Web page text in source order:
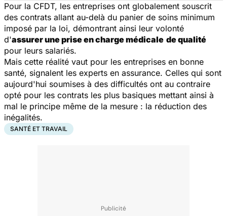
Pour la CFDT, les entreprises ont globalement souscrit
des contrats allant au-delà du panier de soins minimum
imposé par la loi, démontrant ainsi leur volonté
d'assurer une prise en charge médicale de qualité
pour leurs salariés.
Mais cette réalité vaut pour les entreprises en bonne
santé, signalent les experts en assurance. Celles qui sont
aujourd'hui soumises à des difficultés ont au contraire
opté pour les contrats les plus basiques mettant ainsi à
mal le principe même de la mesure : la réduction des
inégalités.
SANTÉ ET TRAVAIL